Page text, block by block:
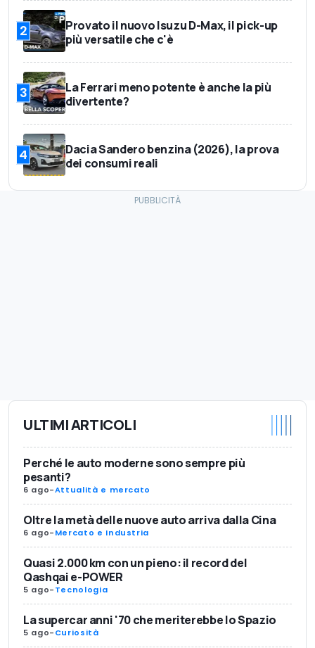
2
Provato il nuovo Isuzu D-Max, il pick-up
più versatile che c'è
3
La Ferrari meno potente è anche la più
divertente?
4
Dacia Sandero benzina (2026), la prova
dei consumi reali
ULTIMI ARTICOLI
Perché le auto moderne sono sempre più
pesanti?
6 ago-Attualità e mercato
Oltre la metà delle nuove auto arriva dalla Cina
6 ago-Mercato e Industria
Quasi 2.000 km con un pieno: il record del
Qashqai e-POWER
5 ago-Tecnologia
La supercar anni '70 che meriterebbe lo Spazio
5 ago-Curiosità